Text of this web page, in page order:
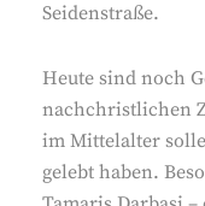
Seidenstraße.
Heute sind noch
nachchristlichen
im Mittelalter
gelebt haben.